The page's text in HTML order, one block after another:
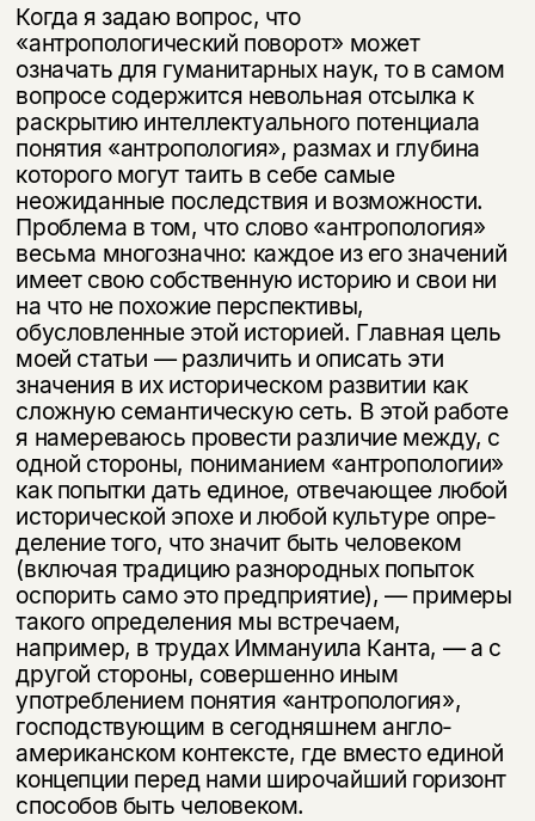
Когда я задаю вопрос, что
«антропологический поворот» может
означать для гуманитарных наук, то в самом
вопросе содержится невольная отсылка к
раскрытию интеллектуального потенциала
понятия «антропология», раз­мах и глубина
которого могут таить в себе самые
неожиданные последствия и возможности.
Проблема в том, что слово «антропология»
весьма много­значно: каждое из его значений
имеет свою собственную историю и свои ни
на что не похожие перспективы,
обусловленные этой историей. Главная цель
моей статьи — различить и описать эти
значения в их историческом развитии как
сложную семантическую сеть. В этой работе
я намереваюсь провести раз­личие между, с
одной стороны, пониманием «антропологии»
как попытки дать единое, отвечающее любой
исторической эпохе и любой культуре опре­
деление того, что значит быть человеком
(включая традицию разнородных попыток
оспорить само это предприятие), — примеры
такого определения мы встречаем,
например, в трудах Иммануила Канта, — а с
другой стороны, совершенно иным
употреблением понятия «антропология»,
господствующим в сегодняшнем англо-
американском контексте, где вместо единой
концепции перед нами широчайший горизонт
способов быть человеком.